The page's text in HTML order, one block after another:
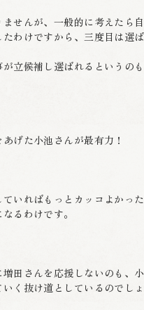
せんが、一般的に考えたら
わけですから、三度目は選ば
立候補し選ばれるというの
げた小池さんが最有力！
ていればもっとカッコよかっ
るわけです。
田さんを応援しないのも、
く抜け道としているのでしょ